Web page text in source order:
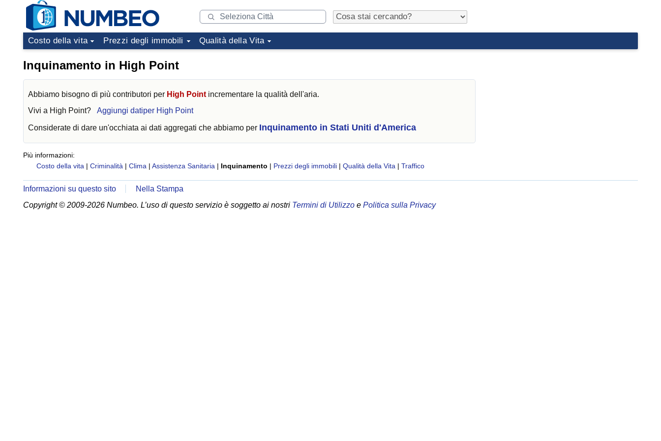
Costo della vita Prezzi degli immobili Qualità della Vita
Inquinamento in High Point
Abbiamo bisogno di più contributori per High Point incrementare la qualità dell'aria.
Vivi a High Point? Aggiungi datiper High Point
Considerate di dare un'occhiata ai dati aggregati che abbiamo per Inquinamento in Stati Uniti d'America
Più informazioni:
Costo della vita | Criminalità | Clima | Assistenza Sanitaria | Inquinamento | Prezzi degli immobili | Qualità della Vita | Traffico
Informazioni su questo sito
Nella Stampa
Copyright © 2009-2026 Numbeo. L’uso di questo servizio è soggetto ai nostri Termini di Utilizzo e Politica sulla Privacy